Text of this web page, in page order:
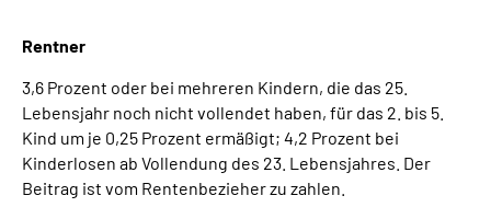
Rentner
3,6 Prozent oder bei mehreren Kindern, die das 25.
Lebensjahr noch nicht vollendet haben, für das 2. bis 5.
Kind um je 0,25 Prozent ermäßigt; 4,2 Prozent bei
Kinderlosen ab Vollendung des 23. Lebensjahres. Der
Beitrag ist vom Rentenbezieher zu zahlen.